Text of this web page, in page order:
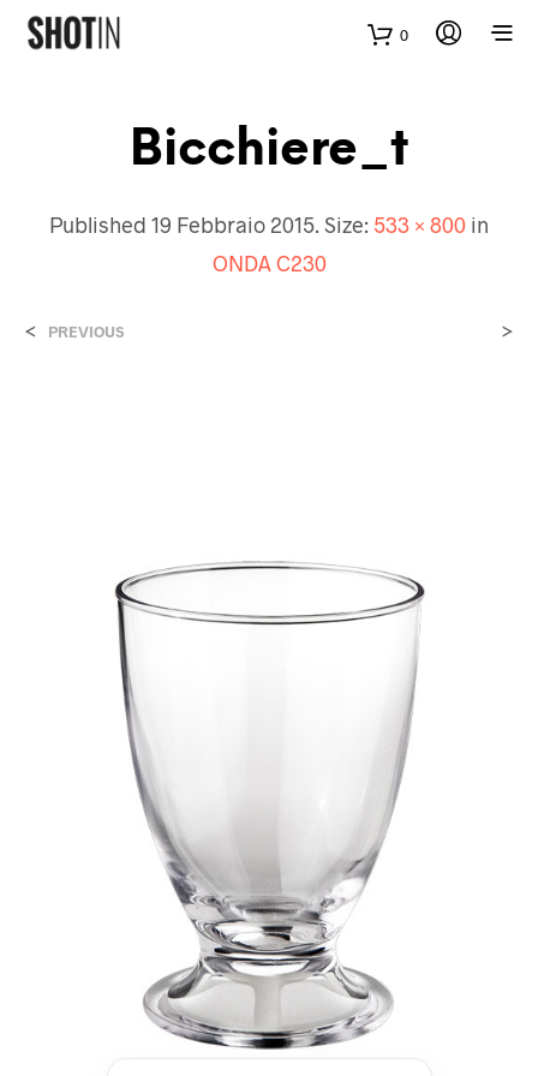
0
Bicchiere_t
Published 19 Febbraio 2015. Size: 533 × 800 in
ONDA C230
< PREVIOUS >